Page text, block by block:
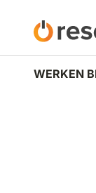
WERKEN